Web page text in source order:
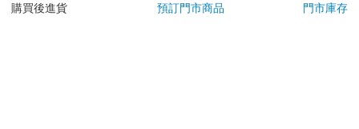
是您收到商品時的原始狀態（包含商品本體、配件、贈品、
購買後進貨
預訂門市商品 門市庫存